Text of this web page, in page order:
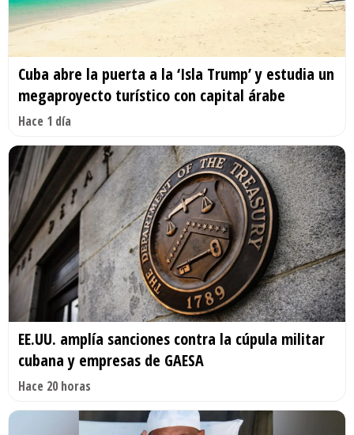
Cuba abre la puerta a la ‘Isla Trump’ y estudia un
megaproyecto turístico con capital árabe
Hace 1 día
EE.UU. amplía sanciones contra la cúpula militar
cubana y empresas de GAESA
Hace 20 horas